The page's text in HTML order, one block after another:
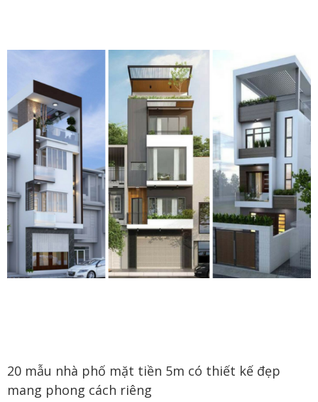
20 mẫu nhà phố mặt tiền 5m có thiết kế đẹp
mang phong cách riêng